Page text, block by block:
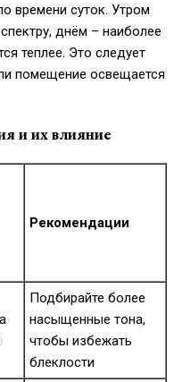
времени суток. Утром
днём – наиболее
теплее. Это следует
помещение освещается
и их влияние
Рекомендации
Подбирайте более
насыщенные тона,
чтобы избежать
блеклости